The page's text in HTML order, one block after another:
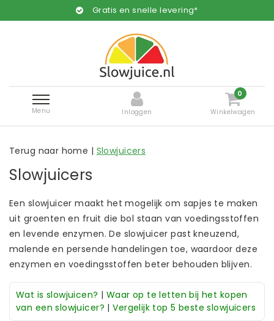
Gratis en snelle levering*
Menu Inloggen
0
Winkelwagen
Terug naar home | Slowjuicers
Slowjuicers
Een slowjuicer maakt het mogelijk om sapjes te maken
uit groenten en fruit die bol staan van voedingsstoffen
en levende enzymen. De slowjuicer past kneuzend,
malende en persende handelingen toe, waardoor deze
enzymen en voedingsstoffen beter behouden blijven.
Wat is slowjuicen? | Waar op te letten bij het kopen
van een slowjuicer? |Vergelijk top 5 beste slowjuicers